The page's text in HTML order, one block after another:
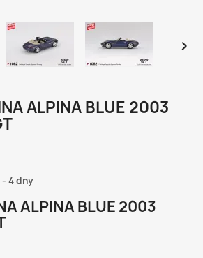

ALPINA BLUE 2003
- 4 dny
ALPINA BLUE 2003